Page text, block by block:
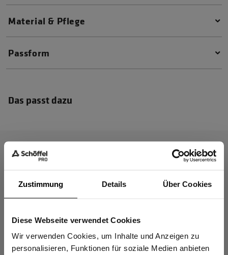
Zustimmung Details Über Cookies
Diese Webseite verwendet Cookies
Wir verwenden Cookies, um Inhalte und Anzeigen zu
personalisieren, Funktionen für soziale Medien anbieten
Material & Pflege
Passform
Das passt dazu
Sind Sie
Gewerbetreibender?